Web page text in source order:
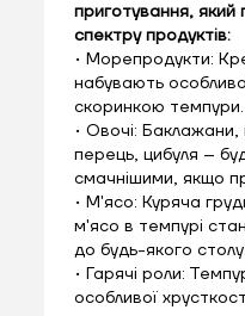
приготування, який
спектру продуктів:
• Морепродукти:
набувають
скоринкою темпури.
• Овочі: Баклажани,
перець, цибуля –
смачнішими, якщо
• М'ясо: Куряча
м'ясо в темпурі
до будь-якого столу.
• Гарячі роли:
особливої